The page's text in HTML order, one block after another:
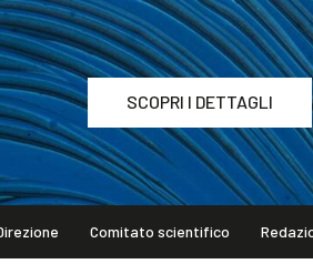
SCOPRI I DETTAGLI
Comitato scientifico